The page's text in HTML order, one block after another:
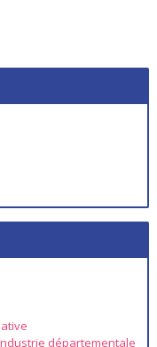
départementale